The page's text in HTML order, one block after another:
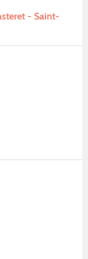
- Saint-